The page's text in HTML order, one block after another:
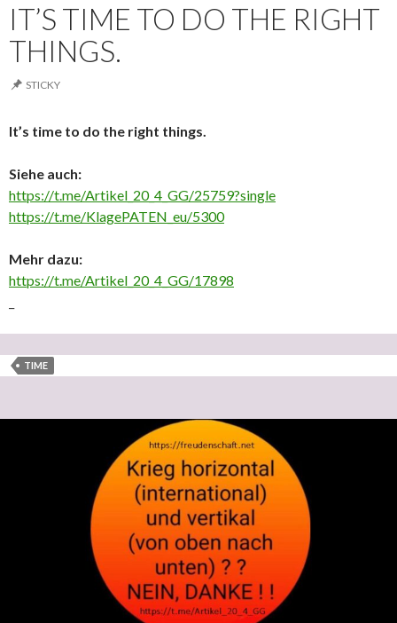
IT’S TIME TO DO THE RIGHT
THINGS.
STICKY
It’s time to do the right things.
Siehe auch:
https://t.me/Artikel_20_4_GG/25759?single
https://t.me/KlagePATEN_eu/5300
Mehr dazu:
https://t.me/Artikel_20_4_GG/17898
TIME